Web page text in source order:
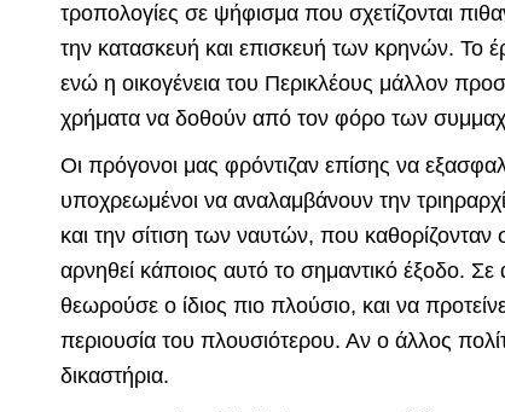
τροπολογίες σε ψήφισμα που σχετίζονται
την κατασκευή και επισκευή των κρηνών. Το
ενώ η οικογένεια του Περικλέους μάλλον
χρήματα να δοθούν από τον φόρο των
Οι πρόγονοι μας φρόντιζαν επίσης να
υποχρεωμένοι να αναλαμβάνουν την
και την σίτιση των ναυτών, που
αρνηθεί κάποιος αυτό το σημαντικό έξοδο.
θεωρούσε ο ίδιος πιο πλούσιο, και να
περιουσία του πλουσιότερου. Αν ο άλλος
δικαστήρια.